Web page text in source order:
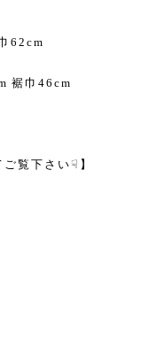
62cm
裾巾46cm
覧下さい☟】